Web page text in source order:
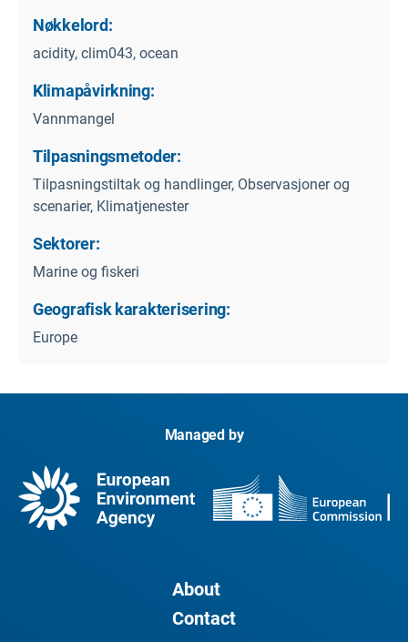
Nøkkelord:
acidity, clim043, ocean
Klimapåvirkning:
Vannmangel
Tilpasningsmetoder:
Tilpasningstiltak og handlinger, Observasjoner og
scenarier, Klimatjenester
Sektorer:
Marine og fiskeri
Geografisk karakterisering:
Europe
Managed by
About
Contact